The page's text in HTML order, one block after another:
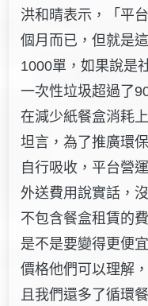
洪和晴表示，「平
個月而已，但就是
1000單，如果說是
一次性垃圾超過了
在減少紙餐盒消耗
坦言，為了推廣環
自行吸收，平台營
外送費用說實話，
不包含餐盒租賃的
是不是要變得更便
價格他們可以理解
且我們還多了循環